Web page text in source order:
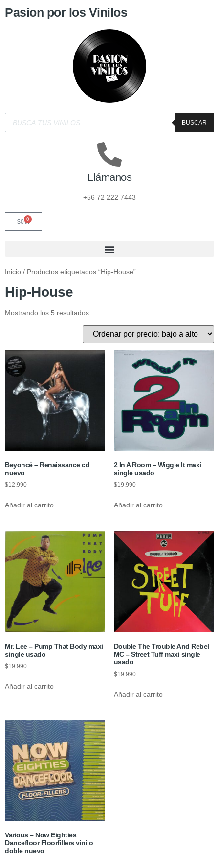
Pasion por los Vinilos
BUSCAR
Llámanos
+56 72 222 7443
$0 0
Inicio / Productos etiquetados “Hip-House”
Hip-House
Mostrando los 5 resultados
Beyoncé – Renaissance cd
nuevo
$12.990
Añadir al carrito
2 In A Room – Wiggle It maxi
single usado
$19.990
Añadir al carrito
Mr. Lee – Pump That Body maxi
single usado
$19.990
Añadir al carrito
Double The Trouble And Rebel
MC – Street Tuff maxi single
usado
$19.990
Añadir al carrito
Various – Now Eighties
Dancefloor Floorfillers vinilo
doble nuevo